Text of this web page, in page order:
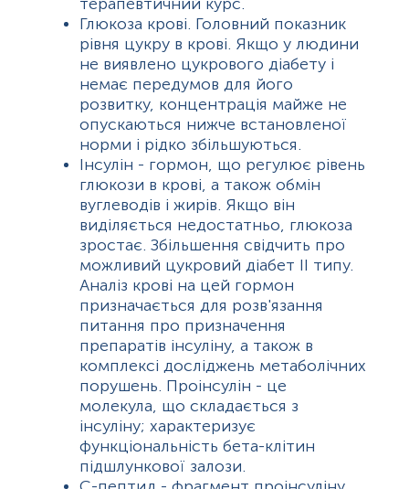
Глюкоза крові. Головний показник
рівня цукру в крові. Якщо у людини
не виявлено цукрового діабету і
немає передумов для його
розвитку, концентрація майже не
опускаються нижче встановленої
норми і рідко збільшуються.
Інсулін - гормон, що регулює рівень
глюкози в крові, а також обмін
вуглеводів і жирів. Якщо він
виділяється недостатньо, глюкоза
зростає. Збільшення свідчить про
можливий цукровий діабет II типу.
Аналіз крові на цей гормон
призначається для розв'язання
питання про призначення
препаратів інсуліну, а також в
комплексі досліджень метаболічних
порушень. Проінсулін - це
молекула, що складається з
інсуліну; характеризує
функціональність бета-клітин
підшлункової залози.